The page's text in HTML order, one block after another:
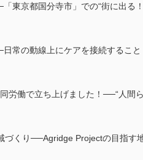
東京都国分寺市」での“街に出る
常の動線上にケアを接続すること
労働で立ち上げました！──“人間
くり──Agridge Projectの目指す